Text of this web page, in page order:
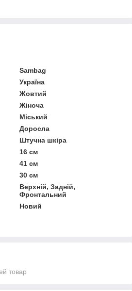
Sambag
Україна
Жовтий
Жіноча
Міський
Доросла
Штучна шкіра
16 см
41 см
30 см
Верхній, Задній,
Фронтальний
Новий
товар